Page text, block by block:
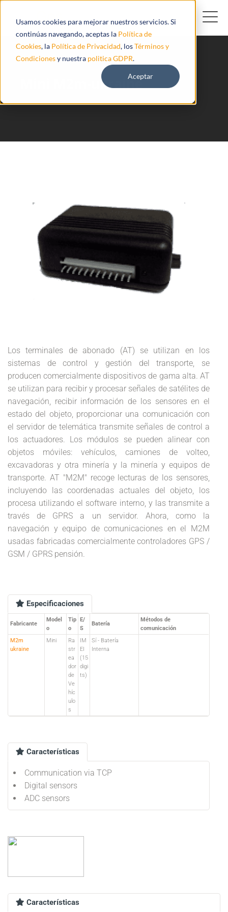
Usamos cookies para mejorar nuestros servicios. Si
continúas navegando, aceptas la Política de
Cookies, la Política de Privacidad, losTérminos y
Condicionesy nuestra politica GDPR.
Aceptar
Mini M2m-ukraine
Los terminales de abonado (AT) se utilizan en los
sistemas de control y gestión del transporte, se
producen comercialmente dispositivos de gama alta. AT
se utilizan para recibir y procesar señales de satélites de
navegación, recibir información de los sensores en el
estado del objeto, proporcionar una comunicación con
el servidor de telemática transmite señales de control a
los actuadores. Los módulos se pueden alinear con
objetos móviles: vehículos, camiones de volteo,
excavadoras y otra minería y la minería y equipos de
transporte. AT "M2M" recoge lecturas de los sensores,
incluyendo las coordenadas actuales del objeto, los
procesa utilizando el software interno, y las transmite a
través de GPRS a un servidor. Ahora, como la
navegación y equipo de comunicaciones en el M2M
usadas fabricadas comercialmente controladores GPS /
GSM / GPRS pensión.
Especificaciones
Fabricante
Model
o
Tip
o
E/
S
Batería
Métodos de
comunicación
M2m
ukraine
Mini
Ra
str
ea
dor
de
Ve
híc
ulo
s
IM
EI
(15
digi
ts)
Sí - Batería
Interna
Características
Communication via TCP
Digital sensors
ADC sensors
Características